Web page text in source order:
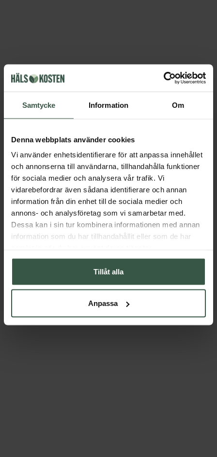
Samtycke Information Om
Denna webbplats använder cookies
Vi använder enhetsidentifierare för att anpassa innehållet
och annonserna till användarna, tillhandahålla funktioner
för sociala medier och analysera vår trafik. Vi
vidarebefordrar även sådana identifierare och annan
information från din enhet till de sociala medier och
annons- och analysföretag som vi samarbetar med.
Dessa kan i sin tur kombinera informationen med annan
information som du har tillhandahållit eller som de har
Tillåt alla
Anpassa